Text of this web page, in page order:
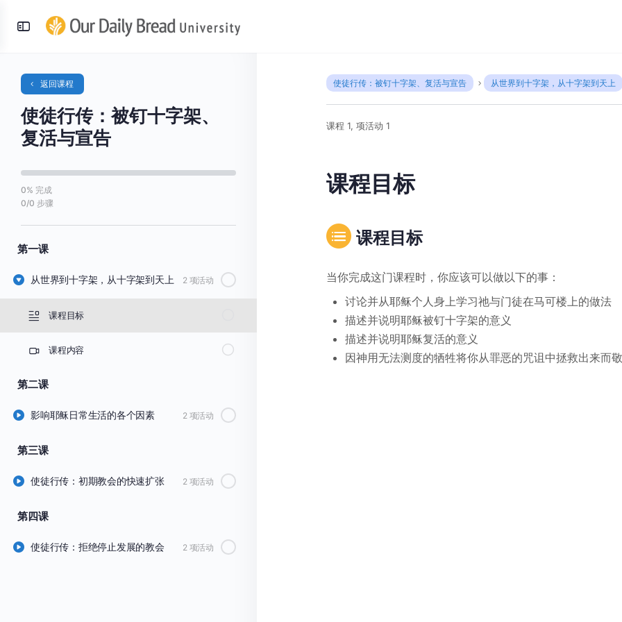
Toggle
返回课程
使徒行传：被钉十字架、
复活与宣告
0% 完成
0/0 步骤
第一课
从世界到十字架，从十字架到天上 2 项活动
课程目标
课程内容
第二课
影响耶稣日常生活的各个因素 2 项活动
第三课
使徒行传：初期教会的快速扩张 2 项活动
第四课
使徒行传：拒绝停止发展的教会 2 项活动
使徒行传：被钉十字架、复活与宣告 从世界到十字架，从十字架到天上
课程 1, 项活动 1
课程目标
课程目标
当你完成这门课程时，你应该可以做以下的事：
讨论并从耶稣个人身上学习祂与门徒在马可楼上的做法
描述并说明耶稣被钉十字架的意义
描述并说明耶稣复活的意义
因神用无法测度的牺牲将你从罪恶的咒诅中拯救出来而